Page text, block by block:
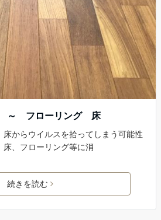
～ フローリング 床
からウイルスを拾ってしまう可能性
、フローリング等に消
続きを読む